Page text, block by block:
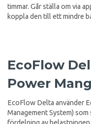
timmar. Går ställa om via
koppla den till ett mindre
EcoFlow
Power
EcoFlow Delta använder
Management System)
fördelning av